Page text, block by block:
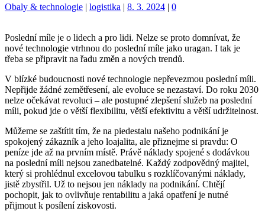
Kategorie:
Obaly & technologie | Štítky:
logistika | 8. 3. 2024 | 0
Poslední míle je o lidech a pro lidi. Nelze se proto domnívat, že
nové technologie vtrhnou do poslední míle jako uragan. I tak je
třeba se připravit na řadu změn a nových trendů.
V blízké budoucnosti nové technologie nepřevezmou poslední míli.
Nepřijde žádné zemětřesení, ale evoluce se nezastaví. Do roku 2030
nelze očekávat revoluci – ale postupné zlepšení služeb na poslední
míli, pokud jde o větší flexibilitu, větší efektivitu a větší udržitelnost.
Můžeme se zaštítit tím, že na piedestalu našeho podnikání je
spokojený zákazník a jeho loajalita, ale přiznejme si pravdu: O
peníze jde až na prvním místě. Právě náklady spojené s dodávkou
na poslední míli nejsou zanedbatelné. Každý zodpovědný majitel,
který si prohlédnul excelovou tabulku s rozklíčovanými náklady,
jistě zbystřil. Už to nejsou jen náklady na podnikání. Chtějí
pochopit, jak to ovlivňuje rentabilitu a jaká opatření je nutné
přijmout k posílení ziskovosti.